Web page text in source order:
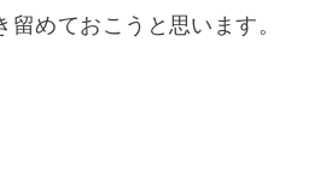
めておこうと思います。